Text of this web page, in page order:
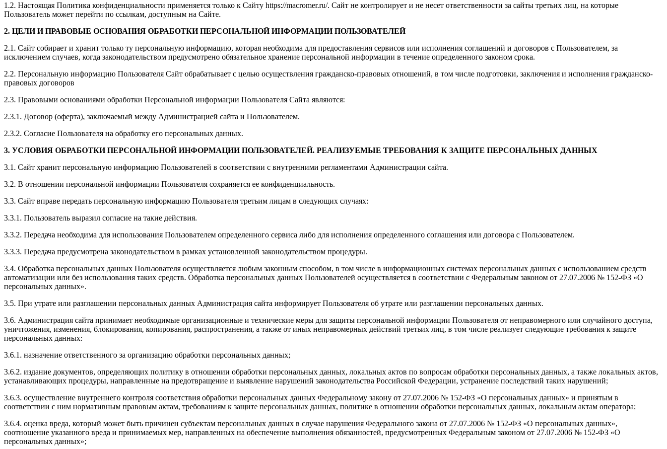
1.2. Настоящая Политика конфиденциальности применяется только к Сайту https://macromer.ru/. Сайт не контролирует и не несет ответственности за сайты третьих лиц, на которые
Пользователь может перейти по ссылкам, доступным на Сайте.
2. ЦЕЛИ И ПРАВОВЫЕ ОСНОВАНИЯ ОБРАБОТКИ ПЕРСОНАЛЬНОЙ ИНФОРМАЦИИ ПОЛЬЗОВАТЕЛЕЙ
2.1. Сайт собирает и хранит только ту персональную информацию, которая необходима для предоставления сервисов или исполнения соглашений и договоров с Пользователем, за
исключением случаев, когда законодательством предусмотрено обязательное хранение персональной информации в течение определенного законом срока.
2.2. Персональную информацию Пользователя Сайт обрабатывает с целью осуществления гражданско-правовых отношений, в том числе подготовки, заключения и исполнения гражданско-
правовых договоров
2.3. Правовыми основаниями обработки Персональной информации Пользователя Сайта являются:
2.3.1. Договор (оферта), заключаемый между Администрацией сайта и Пользователем.
2.3.2. Согласие Пользователя на обработку его персональных данных.
3. УСЛОВИЯ ОБРАБОТКИ ПЕРСОНАЛЬНОЙ ИНФОРМАЦИИ ПОЛЬЗОВАТЕЛЕЙ. РЕАЛИЗУЕМЫЕ ТРЕБОВАНИЯ К ЗАЩИТЕ ПЕРСОНАЛЬНЫХ ДАННЫХ
3.1. Сайт хранит персональную информацию Пользователей в соответствии с внутренними регламентами Администрации сайта.
3.2. В отношении персональной информации Пользователя сохраняется ее конфиденциальность.
3.3. Сайт вправе передать персональную информацию Пользователя третьим лицам в следующих случаях:
3.3.1. Пользователь выразил согласие на такие действия.
3.3.2. Передача необходима для использования Пользователем определенного сервиса либо для исполнения определенного соглашения или договора с Пользователем.
3.3.3. Передача предусмотрена законодательством в рамках установленной законодательством процедуры.
3.4. Обработка персональных данных Пользователя осуществляется любым законным способом, в том числе в информационных системах персональных данных с использованием средств
автоматизации или без использования таких средств. Обработка персональных данных Пользователей осуществляется в соответствии с Федеральным законом от 27.07.2006 № 152-ФЗ «О
персональных данных».
3.5. При утрате или разглашении персональных данных Администрация сайта информирует Пользователя об утрате или разглашении персональных данных.
3.6. Администрация сайта принимает необходимые организационные и технические меры для защиты персональной информации Пользователя от неправомерного или случайного доступа,
уничтожения, изменения, блокирования, копирования, распространения, а также от иных неправомерных действий третьих лиц, в том числе реализует следующие требования к защите
персональных данных:
3.6.1. назначение ответственного за организацию обработки персональных данных;
3.6.2. издание документов, определяющих политику в отношении обработки персональных данных, локальных актов по вопросам обработки персональных данных, а также локальных актов,
устанавливающих процедуры, направленные на предотвращение и выявление нарушений законодательства Российской Федерации, устранение последствий таких нарушений;
3.6.3. осуществление внутреннего контроля соответствия обработки персональных данных Федеральному закону от 27.07.2006 № 152-ФЗ «О персональных данных» и принятым в
соответствии с ним нормативным правовым актам, требованиям к защите персональных данных, политике в отношении обработки персональных данных, локальным актам оператора;
3.6.4. оценка вреда, который может быть причинен субъектам персональных данных в случае нарушения Федерального закона от 27.07.2006 № 152-ФЗ «О персональных данных»,
соотношение указанного вреда и принимаемых мер, направленных на обеспечение выполнения обязанностей, предусмотренных Федеральным законом от 27.07.2006 № 152-ФЗ «О
персональных данных»;